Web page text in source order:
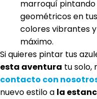
marroquí
geométricos en
colores vibrantes
máximo.
Si quieres pintar tus
esta aventura tu solo,
contacto con
nuevo estilo a la